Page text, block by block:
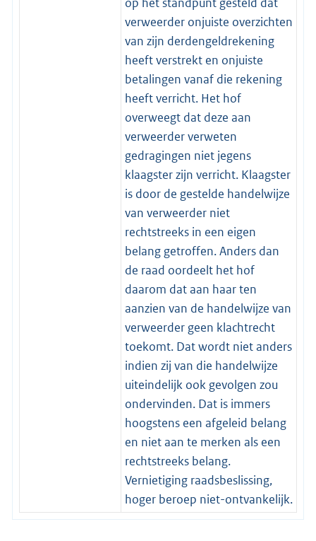
verweerder onjuiste overzichten
van zijn derdengeldrekening
heeft verstrekt en onjuiste
betalingen vanaf die rekening
heeft verricht. Het hof
overweegt dat deze aan
verweerder verweten
gedragingen niet jegens
klaagster zijn verricht. Klaagster
is door de gestelde handelwijze
van verweerder niet
rechtstreeks in een eigen
belang getroffen. Anders dan
de raad oordeelt het hof
daarom dat aan haar ten
aanzien van de handelwijze van
verweerder geen klachtrecht
toekomt. Dat wordt niet anders
indien zij van die handelwijze
uiteindelijk ook gevolgen zou
ondervinden. Dat is immers
hoogstens een afgeleid belang
en niet aan te merken als een
rechtstreeks belang.
Vernietiging raadsbeslissing,
hoger beroep niet-ontvankelijk.